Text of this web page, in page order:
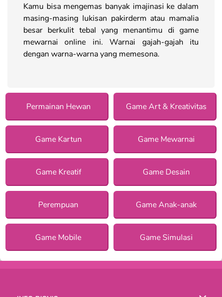
Kamu bisa mengemas banyak imajinasi ke dalam
masing-masing lukisan pakirderm atau mamalia
besar berkulit tebal yang menantimu di game
mewarnai online ini. Warnai gajah-gajah itu
dengan warna-warna yang memesona.
Permainan Hewan Game Art & Kreativitas
Game Kartun Game Mewarnai
Game Kreatif Game Desain
Perempuan Game Anak-anak
Game Mobile Game Simulasi